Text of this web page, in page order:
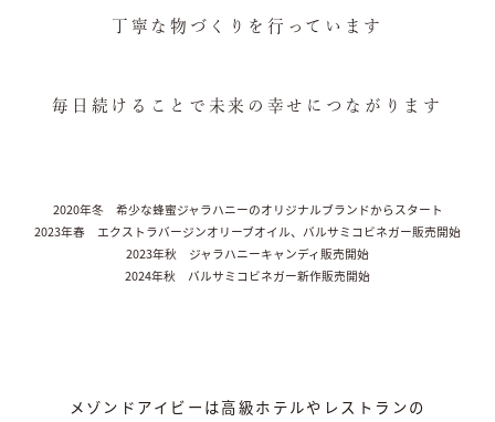
丁寧な物づくりを行っています
毎日続けることで未来の幸せにつながります
2020年冬 希少な蜂蜜ジャラハニーのオリジナルブランドからスタート
2023年春 エクストラバージンオリーブオイル、バルサミコビネガー販売開始
2023年秋 ジャラハニーキャンディ販売開始
2024年秋 バルサミコビネガー新作販売開始
メゾンドアイビーは高級ホテルやレストランの